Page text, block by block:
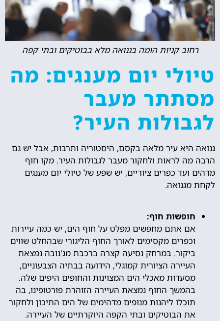
רחוב קניות הומה בגנואה מלא בבוטיקים ובתי קפה
טיולי יום מענגים: מה
מסתתר מעבר
לגבולות העיר?
גנואה היא עיר מלאה בקסם, היסטוריה ותרבות, אבל יש גם
הרבה מה לראות ולחקור מעבר לגבולות העיר. מקו חוף
מדהים ועד כפרים ציוריים, יש שפע של טיולי יום מענגים
לקחת מגנואה.
חופשות חוף:
אם אתם מחפשים מפלט על חוף הים, יש כמה עיירות
וכפרים מקסימים לאורך החוף הליגורי שבהחלט שווים
ביקור. במרחק נסיעה קצרה ברכבת מג'נובה נמצאת
העיירה הציורית קמוגלי, הידועה בבתיה הצבעוניים,
מסעדות מאכלי הים המצוינות והחופים היפים שלה.
בהמשך החוף נמצאת העיירה הזוהרת פורטופינו, בה
תוכלו ליהנות מנופים מדהימים של הים התיכון ולחקור
את הבוטיקים ובתי הקפה היוקרתיים של העיירה.